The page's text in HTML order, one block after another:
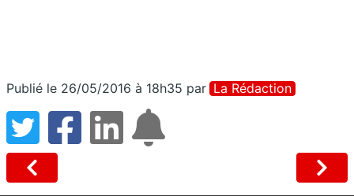
Publié le 26/05/2016 à 18h35 par La Rédaction